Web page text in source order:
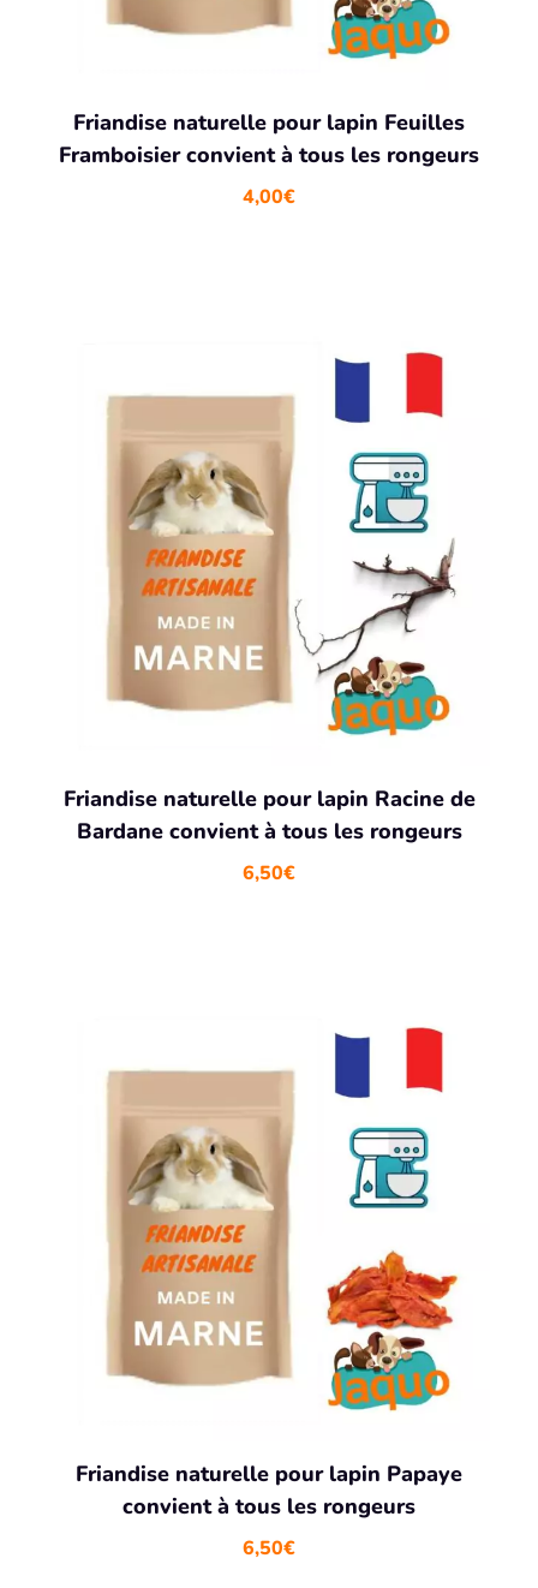
Friandise naturelle pour lapin Feuilles
Framboisier convient à tous les rongeurs
4,00€
Friandise naturelle pour lapin Racine de
Bardane convient à tous les rongeurs
6,50€
Friandise naturelle pour lapin Papaye
convient à tous les rongeurs
6,50€